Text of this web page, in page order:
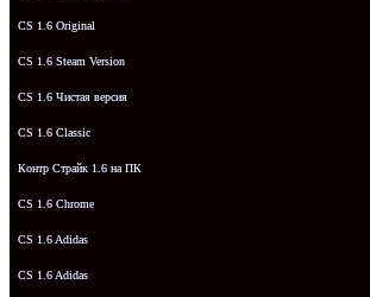
CS 1.6 Original
CS 1.6 Steam Version
CS 1.6 Чистая версия
CS 1.6 Classic
Контр Страйк 1.6 на ПК
CS 1.6 Chrome
CS 1.6 Adidas
CS 1.6 Adidas